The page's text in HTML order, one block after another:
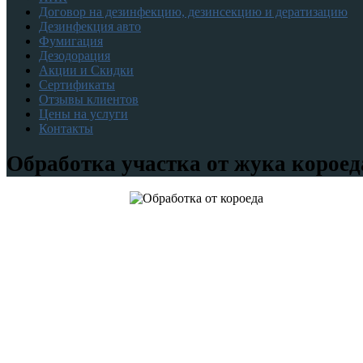
Договор на дезинфекцию, дезинсекцию и дератизацию
Дезинфекция авто
Фумигация
Дезодорация
Акции и Скидки
Сертификаты
Отзывы клиентов
Цены на услуги
Контакты
Обработка участка от жука